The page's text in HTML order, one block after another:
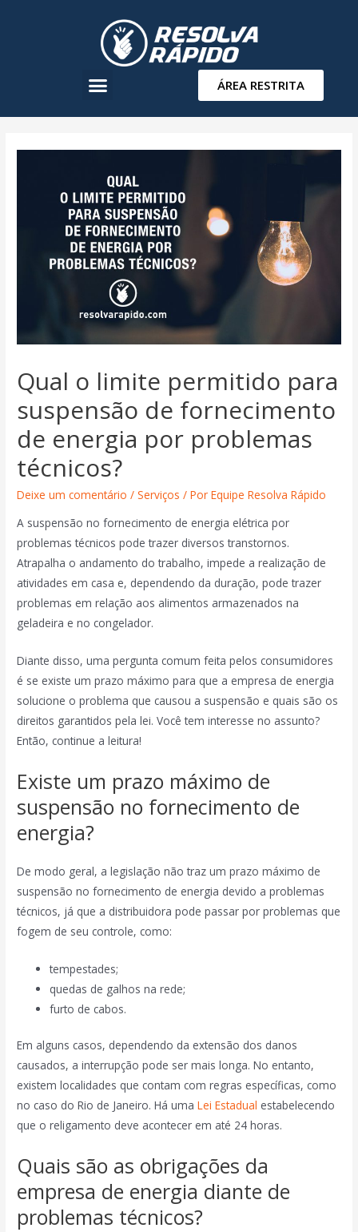
ÁREA RESTRITA
Qual o limite permitido para
suspensão de fornecimento
de energia por problemas
técnicos?
Deixe um comentário /Serviços / PorEquipe Resolva Rápido
A suspensão no fornecimento de energia elétrica por
problemas técnicos pode trazer diversos transtornos.
Atrapalha o andamento do trabalho, impede a realização de
atividades em casa e, dependendo da duração, pode trazer
problemas em relação aos alimentos armazenados na
geladeira e no congelador.
Diante disso, uma pergunta comum feita pelos consumidores
é se existe um prazo máximo para que a empresa de energia
solucione o problema que causou a suspensão e quais são os
direitos garantidos pela lei. Você tem interesse no assunto?
Então, continue a leitura!
Existe um prazo máximo de
suspensão no fornecimento de
energia?
De modo geral, a legislação não traz um prazo máximo de
suspensão no fornecimento de energia devido a problemas
técnicos, já que a distribuidora pode passar por problemas que
fogem de seu controle, como:
tempestades;
quedas de galhos na rede;
furto de cabos.
Em alguns casos, dependendo da extensão dos danos
causados, a interrupção pode ser mais longa. No entanto,
existem localidades que contam com regras específicas, como
no caso do Rio de Janeiro. Há umaLei Estadual estabelecendo
que o religamento deve acontecer em até 24 horas.
Quais são as obrigações da
empresa de energia diante de
problemas técnicos?